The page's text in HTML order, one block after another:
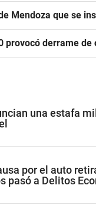
Mendoza que se
provocó derrame
una estafa
por el auto
pasó a Delitos